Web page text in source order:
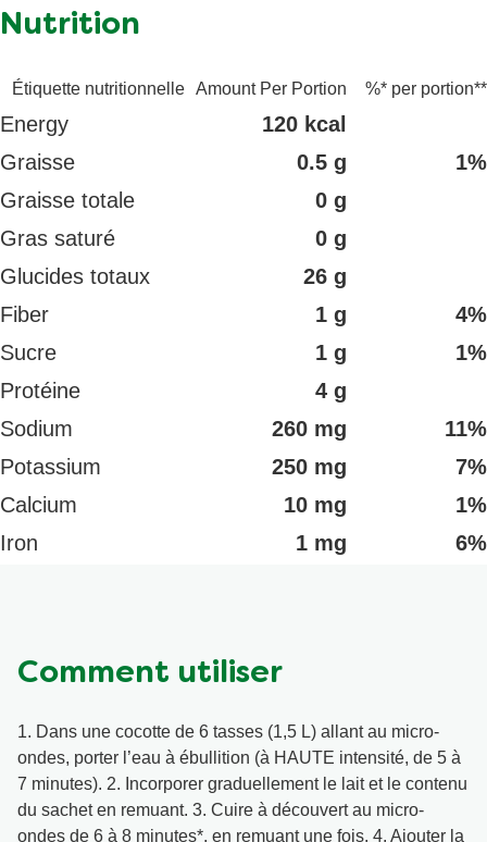
Nutrition
Étiquette nutritionnelle Amount Per Portion %* per portion**
Energy
120 kcal
Graisse
0.5 g
1%
Graisse totale
0 g
Gras saturé
0 g
Glucides totaux
26 g
Fiber
1 g
4%
Sucre
1 g
1%
Protéine
4 g
Sodium
260 mg
11%
Potassium
250 mg
7%
Calcium
10 mg
1%
Iron
1 mg 6%
Comment utiliser
1. Dans une cocotte de 6 tasses (1,5 L) allant au micro-
ondes, porter l’eau à ébullition (à HAUTE intensité, de 5 à
7 minutes). 2. Incorporer graduellement le lait et le contenu
du sachet en remuant. 3. Cuire à découvert au micro-
ondes de 6 à 8 minutes*, en remuant une fois. 4. Ajouter la